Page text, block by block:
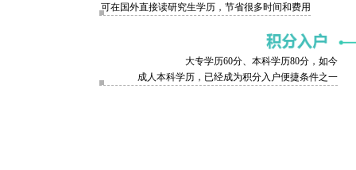
可在国外直接读研究生学历，节省很多时间和费用
大专学历60分、本科学历80分，如今
成人本科学历，已经成为积分入户便捷条件之一